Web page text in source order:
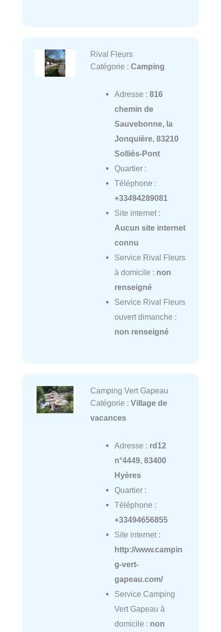
Rival Fleurs
Catégorie : Camping
Adresse : 816
chemin de
Sauvebonne, la
Jonquière, 83210
Solliès-Pont
Quartier :
Téléphone :
+33494289081
Site internet :
Aucun site internet
connu
Service Rival Fleurs
à domicile : non
renseigné
Service Rival Fleurs
ouvert dimanche :
non renseigné
Camping Vert Gapeau
Catégorie : Village de
vacances
Adresse : rd12
n°4449, 83400
Hyères
Quartier :
Téléphone :
+33494656855
Site internet :
http://www.campin
g-vert-
gapeau.com/
Service Camping
Vert Gapeau à
domicile : non